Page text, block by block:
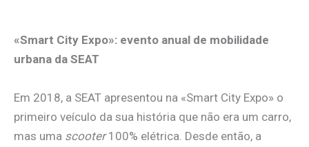
«Smart City Expo»: evento anual de mobilidade
urbana da SEAT
Em 2018, a SEAT apresentou na «Smart City Expo» o
primeiro veículo da sua história que não era um carro,
mas uma scooter100% elétrica. Desde então, a